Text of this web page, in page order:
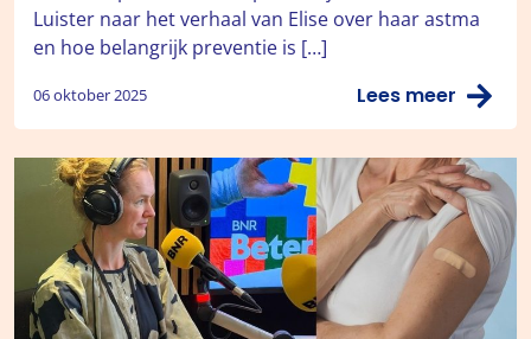
Luister naar het verhaal van Elise over haar astma
en hoe belangrijk preventie is […]
06 oktober 2025 Lees meer